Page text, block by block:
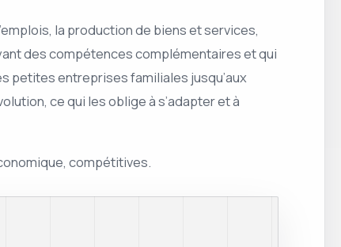
la production de biens et services,
des compétences complémentaires et qui
petites entreprises familiales jusqu’aux
ce qui les oblige à s’adapter et à
compétitives.